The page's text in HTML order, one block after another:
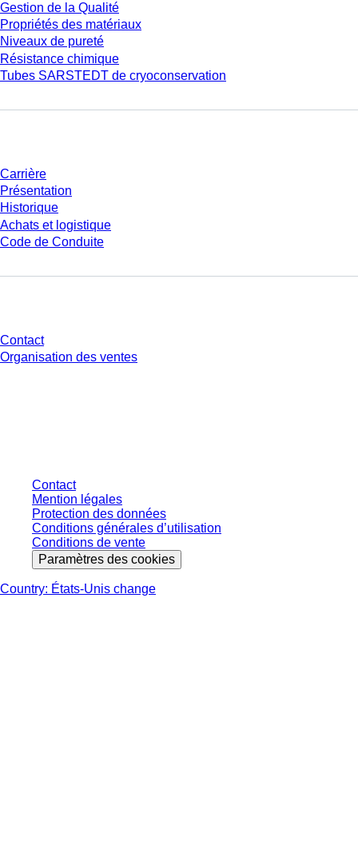
Gestion de la Qualité
Propriétés des matériaux
Niveaux de pureté
Résistance chimique
Tubes SARSTEDT de cryoconservation
Carrière
Présentation
Historique
Achats et logistique
Code de Conduite
Contact
Organisation des ventes
Contact
Mention légales
Protection des données
Conditions générales d’utilisation
Conditions de vente
Paramètres des cookies
Country: États-Unis change